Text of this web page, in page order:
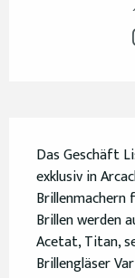
Das Geschäft
exklusiv in
Brillenmachern
Brillen werden
Acetat, Titan,
Brillengläser